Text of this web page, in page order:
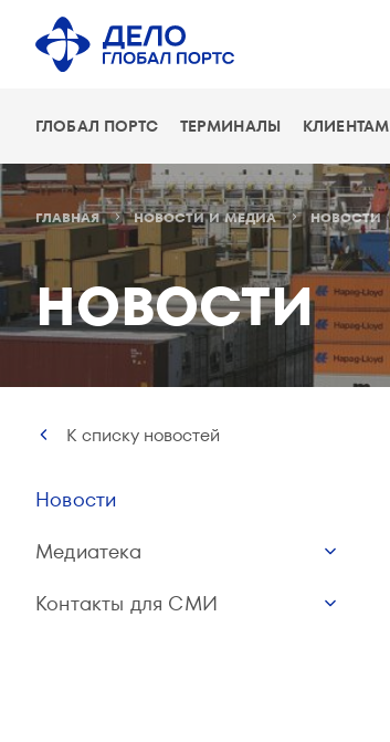
ГЛОБАЛ ПОРТС ТЕРМИНАЛЫ КЛИЕНТАМ
ГЛАВНАЯ НОВОСТИ И МЕДИА НОВОСТИ
НОВОСТИ
К списку новостей
Новости
Медиатека
Контакты для СМИ